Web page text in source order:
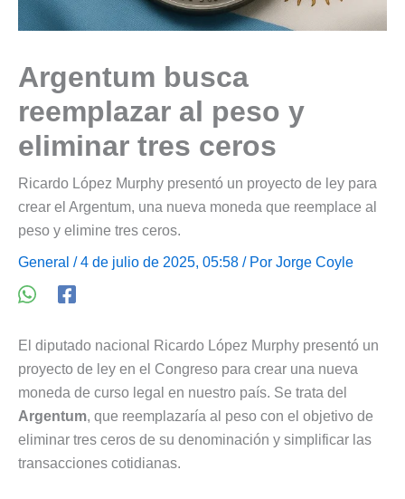
Argentum busca
reemplazar al peso y
eliminar tres ceros
Ricardo López Murphy presentó un proyecto de ley para
crear el Argentum, una nueva moneda que reemplace al
peso y elimine tres ceros.
General / 4 de julio de 2025, 05:58 / Por Jorge Coyle
El diputado nacional Ricardo López Murphy presentó un
proyecto de ley en el Congreso para crear una nueva
moneda de curso legal en nuestro país. Se trata del
Argentum, que reemplazaría al peso con el objetivo de
eliminar tres ceros de su denominación y simplificar las
transacciones cotidianas.